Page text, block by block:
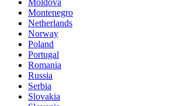
Moldova
Montenegro
Netherlands
Norway
Poland
Portugal
Romania
Russia
Serbia
Slovakia